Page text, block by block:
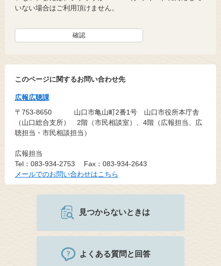
いない場合はご利用頂けません。
このページに関するお問い合わせ先
広報広聴課
〒753-8650
山口市亀山町2番1号 山口市役所本庁舎
（山口総合支所） 2階（市民相談室）、4階（広報担当、広
聴担当・市民相談担当）
広報担当
Tel：083-934-2753
Fax：083-934-2643
メールでのお問い合わせはこちら
見つからないときは
よくある質問と回答